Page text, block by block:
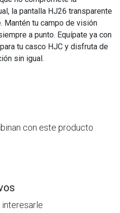
la pantalla HJ26 transparente
Mantén tu campo de visión
a punto. Equípate ya con
tu casco HJC y disfruta de
sin igual.
con este producto